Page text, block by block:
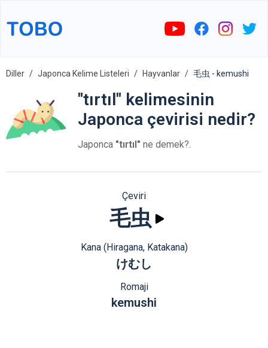
Diller Japonca Kelime Listeleri Hayvanlar 毛虫 - kemushi
"tırtıl" kelimesinin
Japonca çevirisi nedir?
Japonca "tırtıl" ne demek?.
Çeviri
毛虫
Kana (Hiragana, Katakana)
けむし
Romaji
kemushi